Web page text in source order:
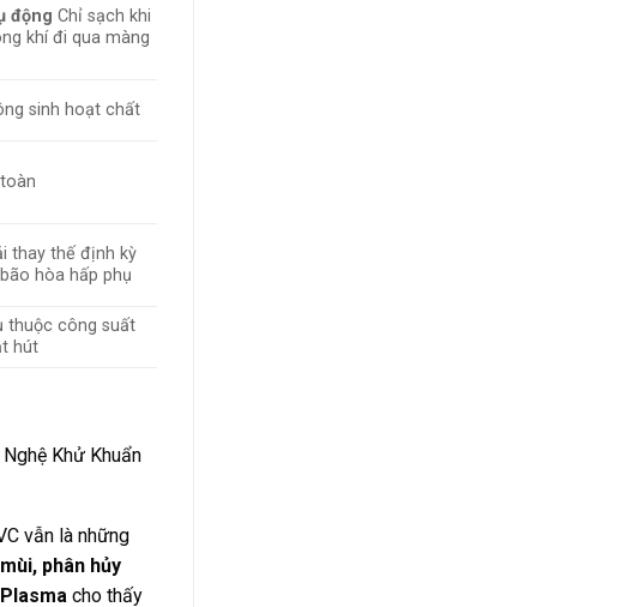
độngChỉ sạch khi
khí đi qua màng
sinh hoạt chất
thay thế định kỳ
hòa hấp phụ
thuộc công suất
hút
Khử Khuẩn
vẫn là những
phân hủy
cho thấy